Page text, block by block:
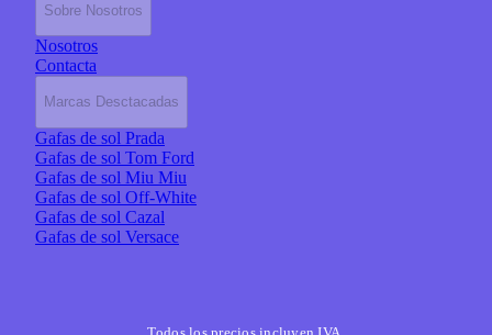
Sobre Nosotros
Nosotros
Contacta
Marcas Desctacadas
Gafas de sol Prada
Gafas de sol Tom Ford
Gafas de sol Miu Miu
Gafas de sol Off-White
Gafas de sol Cazal
Gafas de sol Versace